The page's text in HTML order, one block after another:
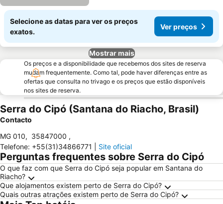
Selecione as datas para ver os preços
exatos.
Ver preços
Mostrar mais
Os preços e a disponibilidade que recebemos dos sites de reserva
mudam frequentemente. Como tal, pode haver diferenças entre as
ofertas que consulta no trivago e os preços que estão disponíveis
nos sites de reserva.
Serra do Cipó (Santana do Riacho, Brasil)
Contacto
MG 010, 35847000 ,
Telefone: +55(31)34866771 Site oficial
Perguntas frequentes sobre Serra do Cipó
O que faz com que Serra do Cipó seja popular em Santana do
Riacho?
Que alojamentos existem perto de Serra do Cipó?
Quais outras atrações existem perto de Serra do Cipó?